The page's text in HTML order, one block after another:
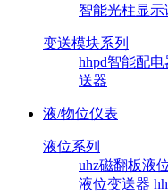
智能光柱显示
变送模块系列
hhpd智能配电
送器
液/物位仪表
液位系列
uhz磁翻板液
液位变送器